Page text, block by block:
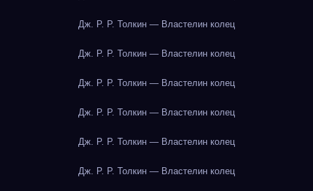
Дж. Р. Р. Толкин — Властелин колец
Дж. Р. Р. Толкин — Властелин колец
Дж. Р. Р. Толкин — Властелин колец
Дж. Р. Р. Толкин — Властелин колец
Дж. Р. Р. Толкин — Властелин колец
Дж. Р. Р. Толкин — Властелин колец